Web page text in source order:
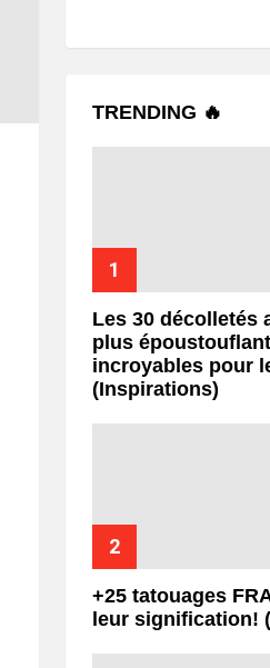
TRENDING 🔥
Les 30 décolletés
plus
incroyables pour
(Inspirations)
+25 tatouages
leur signification!